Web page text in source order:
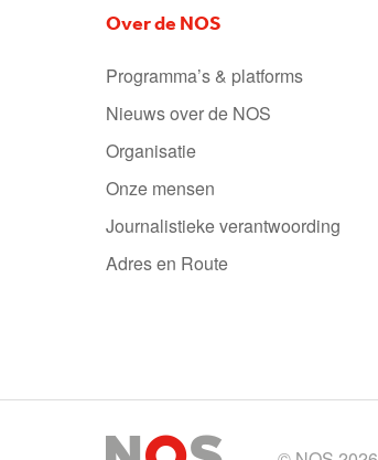
Over de NOS
Programma’s & platforms
Nieuws over de NOS
Organisatie
Onze mensen
Journalistieke verantwoording
Adres en Route